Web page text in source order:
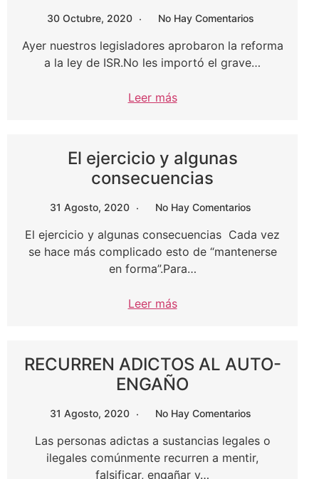
30 Octubre, 2020 No Hay Comentarios
Ayer nuestros legisladores aprobaron la reforma
a la ley de ISR.No les importó el grave…
Leer más
El ejercicio y algunas
consecuencias
31 Agosto, 2020 No Hay Comentarios
El ejercicio y algunas consecuencias Cada vez
se hace más complicado esto de “mantenerse
en forma”.Para…
Leer más
RECURREN ADICTOS AL AUTO-
ENGAÑO
31 Agosto, 2020 No Hay Comentarios
Las personas adictas a sustancias legales o
ilegales comúnmente recurren a mentir,
falsificar, engañar y…